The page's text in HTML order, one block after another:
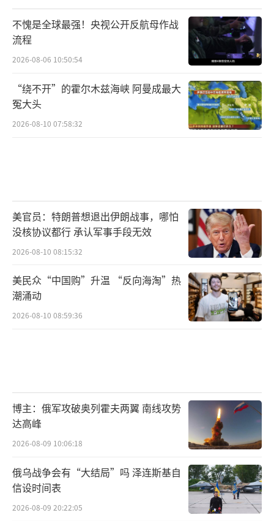
不愧是全球最强！央视公开反航母作战
流程
2026-08-06 10:50:54
“绕不开”的霍尔木兹海峡 阿曼成最大
冤大头
2026-08-10 07:58:32
美官员：特朗普想退出伊朗战事，哪怕
没核协议都行 承认军事手段无效
2026-08-10 08:15:32
美民众“中国购”升温 “反向海淘”热
潮涌动
2026-08-10 08:59:36
博主：俄军攻破奥列霍夫两翼 南线攻势
达高峰
2026-08-09 10:06:18
俄乌战争会有“大结局”吗 泽连斯基自
信设时间表
2026-08-09 20:22:05